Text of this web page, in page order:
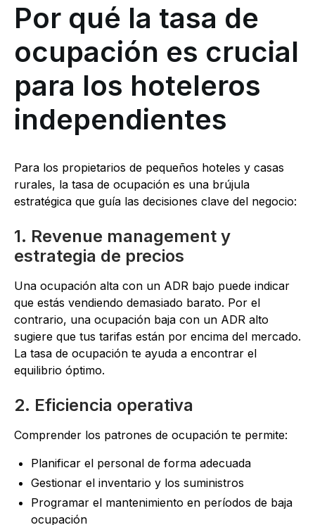
Por qué la tasa de
ocupación es crucial
para los hoteleros
independientes
Para los propietarios de pequeños hoteles y casas
rurales, la tasa de ocupación es una brújula
estratégica que guía las decisiones clave del negocio:
1. Revenue management y
estrategia de precios
Una ocupación alta con un ADR bajo puede indicar
que estás vendiendo demasiado barato. Por el
contrario, una ocupación baja con un ADR alto
sugiere que tus tarifas están por encima del mercado.
La tasa de ocupación te ayuda a encontrar el
equilibrio óptimo.
2. Eficiencia operativa
Comprender los patrones de ocupación te permite:
Planificar el personal de forma adecuada
Gestionar el inventario y los suministros
Programar el mantenimiento en períodos de baja
ocupación